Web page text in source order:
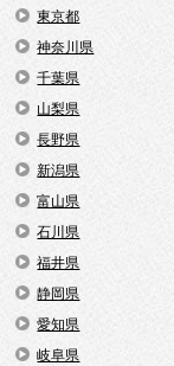
東京都
神奈川県
千葉県
山梨県
長野県
新潟県
富山県
石川県
福井県
静岡県
愛知県
岐阜県